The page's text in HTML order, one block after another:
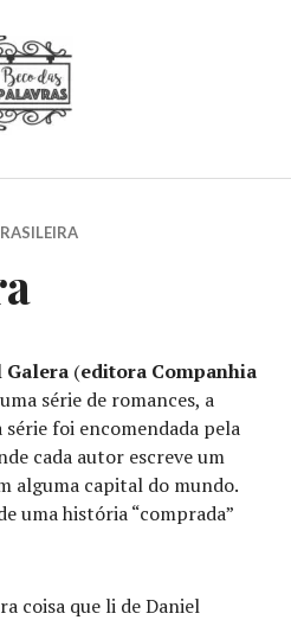
Beco das
Palavras
Galera (editora Companhia
série de romances, a
série foi encomendada pela
cada autor escreve um
alguma capital do mundo.
uma história “comprada”
coisa que li de Daniel